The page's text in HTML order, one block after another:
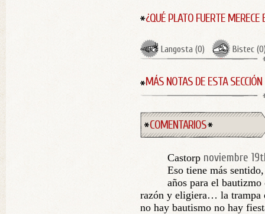
¿QUÉ PLATO FUERTE MERECE
Langosta (0) Bistec (0
MÁS NOTAS DE ESTA SECCIÓN
COMENTARIOS
Castorp noviembre
Eso tiene más
años para el
razón y eligiera… la trampa
no hay bautismo no hay